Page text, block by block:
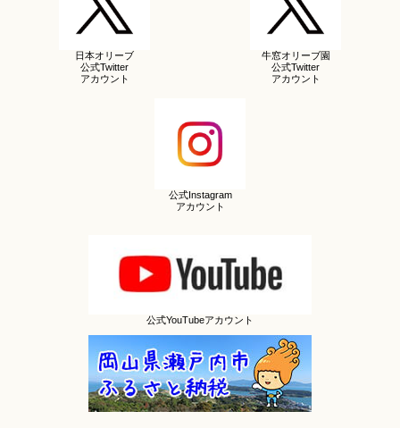
日本オリーブ
公式Twitter
アカウント
牛窓オリーブ園
公式Twitter
アカウント
公式Instagram
アカウント
公式YouTubeアカウント